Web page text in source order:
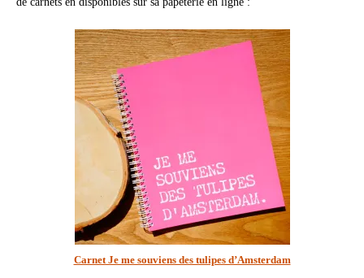
Carnet Je me souviens des tulipes d’Amsterdam